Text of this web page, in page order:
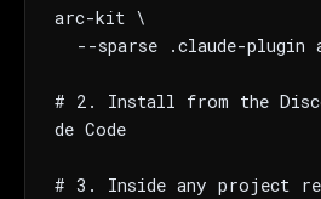
arc-kit \
# 2. Install from the
de Code
# 3. Inside any project
The weekly digest for
Email address